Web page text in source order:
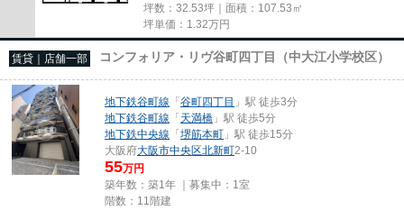
坪数：32.53坪｜面積：107.53㎡
坪単価： 1.32万円
賃貸｜店舗一部 コンフォリア・リヴ谷町四丁目（中大江小学校区）
地下鉄谷町線 「谷町四丁目 」駅 徒歩3分
地下鉄谷町線 「天満橋 」駅 徒歩5分
地下鉄中央線 「堺筋本町 」駅 徒歩15分
大阪府大阪市中央区北新町2-10
55万円
築年数：築1年 ｜募集中： 1室
階数：11階建